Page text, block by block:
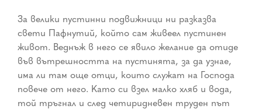
За велики пустинни подвижници ни разказва
свети Пафнутий, който сам живеел пустинен
живот. Веднъж в него се явило желание да отиде
във вътрешността на пустинята, за да узнае,
има ли там още отци, които служат на Господа
повече от него. Като си взел малко хляб и вода,
той тръгнал и след четиридневен труден път